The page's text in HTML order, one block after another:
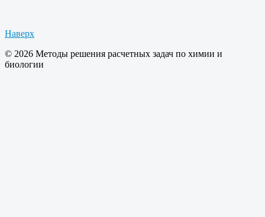
Наверх
© 2026 Методы решения расчетных задач по химии и
биологии